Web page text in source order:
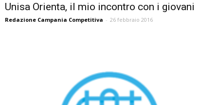
Unisa Orienta, il mio incontro con i giovani
Redazione Campania Competitiva - 26 febbraio 2016